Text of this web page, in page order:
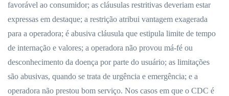
favorável ao consumidor; as cláusulas restritivas deveriam estar
expressas em destaque; a restrição atribui vantagem exagerada
para a operadora; é abusiva cláusula que estipula limite de tempo
de internação e valores; a operadora não provou má-fé ou
desconhecimento da doença por parte do usuário; as limitações
são abusivas, quando se trata de urgência e emergência; e a
operadora não prestou bom serviço. Nos casos em que o CDC é